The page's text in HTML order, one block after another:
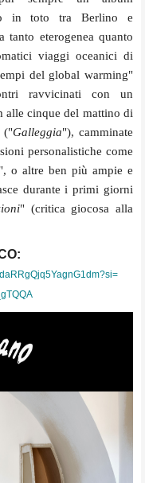
in toto tra Berlino e
tanto eterogenea quanto
viaggi oceanici di
del global warming"
ravvicinati con un
alle cinque del mattino di
("Galleggia"), camminate
personalistiche come
", o altre ben più ampie e
durante i primi giorni
" (critica giocosa alla